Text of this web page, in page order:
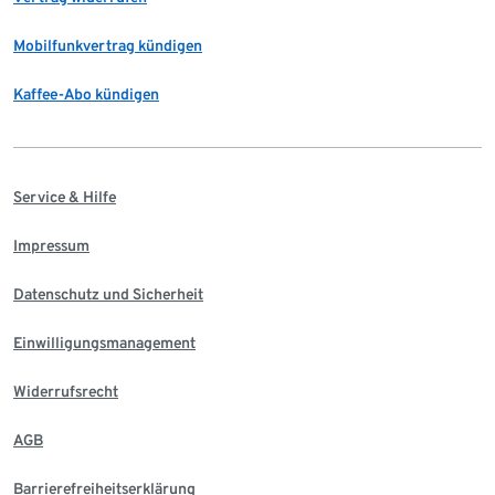
Mobilfunkvertrag kündigen
Kaffee-Abo kündigen
Service & Hilfe
Impressum
Datenschutz und Sicherheit
Einwilligungsmanagement
Widerrufsrecht
AGB
Barrierefreiheitserklärung